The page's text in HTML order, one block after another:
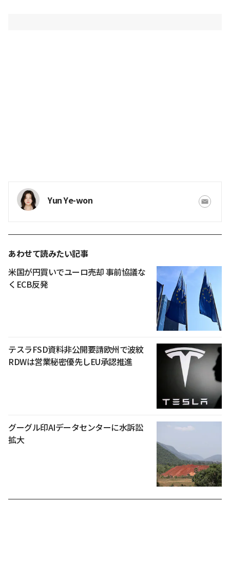
Yun Ye-won
あわせて読みたい記事
米国が円買いでユーロ売却 事前協議な
くECB反発
テスラFSD資料非公開要請欧州で波紋
RDWは営業秘密優先しEU承認推進
グーグル印AIデータセンターに水訴訟
拡大